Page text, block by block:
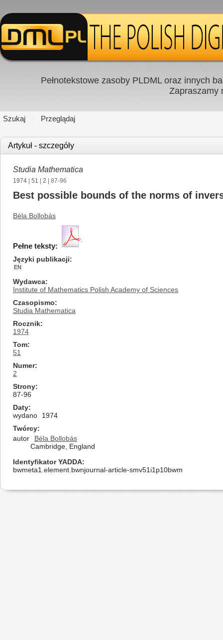
Pełnotekstowe zasoby PLDML oraz innych
Zapraszamy
Szukaj Przeglądaj
Artykuł - szczegóły
Studia Mathematica
1974 51 2 | 87-96
Best possible bounds of the norms of
Béla Bollobás
Pełne teksty:
Języki publikacji
EN
Wydawca
Institute of Mathematics Polish Academy of Sciences
Czasopismo
Studia Mathematica
Rocznik
1974
Tom
51
Numer
2
Strony
87-96
Daty
wydano
1974
Twórcy
autor
Béla Bollobás
Cambridge, England
Identyfikator YADDA
bwmeta1.element.bwnjournal-article-smv51i1p10bwm